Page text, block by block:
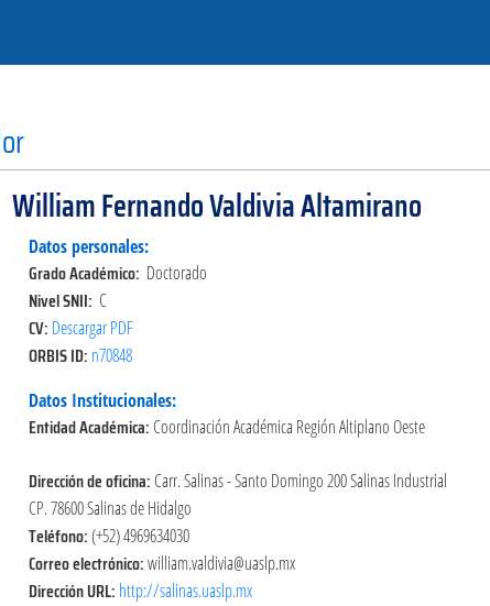
William Fernando Valdivia Altamirano
Datos personales:
Grado Académico: Doctorado
Nivel SNII: C
CV: Descargar PDF
ORBIS ID: n70848
Datos Institucionales:
Entidad Académica: Coordinación Académica Región Altiplano Oeste
Dirección de oficina: Carr. Salinas - Santo Domingo 200 Salinas Industrial
CP. 78600 Salinas de Hidalgo
Teléfono:(+52) 4969634030
Correo electrónico:william.valdivia@uaslp.mx
Dirección URL: http://salinas.uaslp.mx